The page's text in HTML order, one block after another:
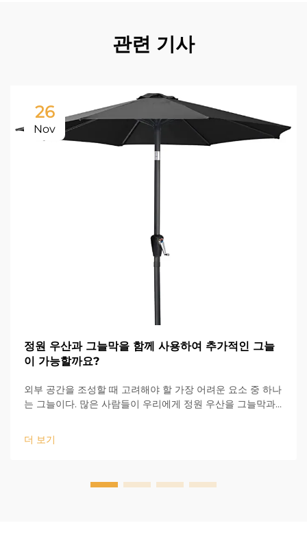
관련 기사
26
Nov
정원 우산과 그늘막을 함께 사용하여 추가적인 그늘
이 가능할까요?
외부 공간을 조성할 때 고려해야 할 가장 어려운 요소 중 하나
는 그늘이다. 많은 사람들이 우리에게 정원 우산을 그늘막과
가능하다! 야외 테라스 우산은 이동과 조절이 간편하기 때문
에 잘 맞...
더 보기